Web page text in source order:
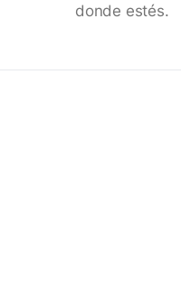
donde estés.